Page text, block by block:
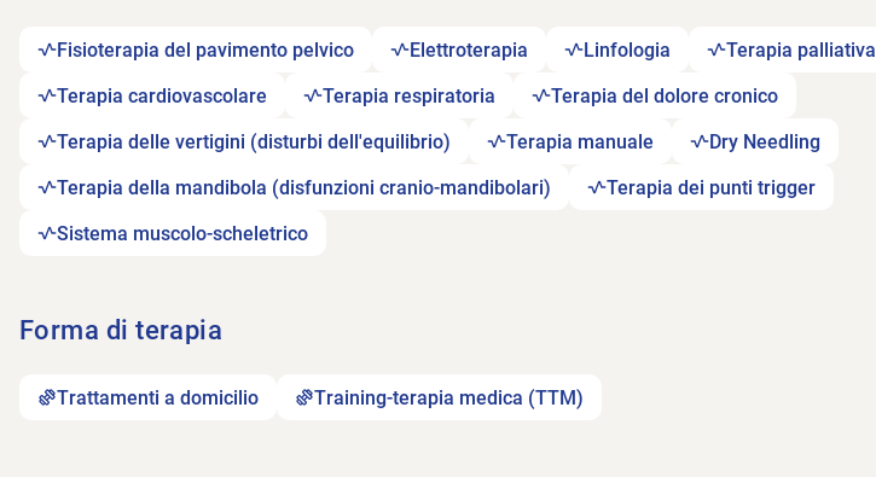
Fisioterapia del pavimento pelvico Elettroterapia Linfologia Terapia palliativa
Terapia cardiovascolare Terapia respiratoria Terapia del dolore cronico
Terapia delle vertigini (disturbi dell'equilibrio) Terapia manuale Dry Needling
Terapia della mandibola (disfunzioni cranio-mandibolari) Terapia dei punti trigger
Sistema muscolo-scheletrico
Forma di terapia
Trattamenti a domicilio Training-terapia medica (TTM)